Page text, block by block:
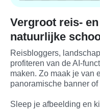
Vergroot reis-
natuurlijke
Reisbloggers,
profiteren van de AI-
maken. Zo maak je van
panoramische banner
Sleep je afbeelding en